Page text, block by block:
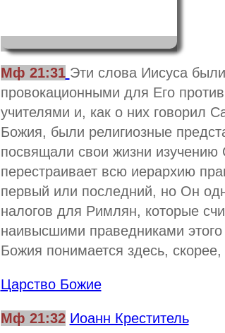
Мф 21:31 Эти слова Иисуса
провокационными для Его
учителями и, как о них говорил
Божия, были религиозные
посвящали свои жизни
перестраивает всю иерархию
первый или последний, но Он
налогов для Римлян, которые
наивысшими праведниками
Божия понимается здесь,
Царство Божие
Мф 21:32 Иоанн Креститель